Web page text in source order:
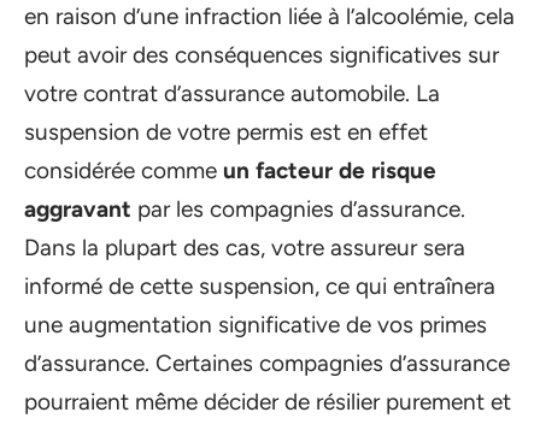
en raison d’une infraction liée à l’alcoolémie, cela
peut avoir des conséquences significatives sur
votre contrat d’assurance automobile. La
suspension de votre permis est en effet
considérée comme un facteur de risque
aggravant par les compagnies d’assurance.
Dans la plupart des cas, votre assureur sera
informé de cette suspension, ce qui entraînera
une augmentation significative de vos primes
d’assurance. Certaines compagnies d’assurance
pourraient même décider de résilier purement et